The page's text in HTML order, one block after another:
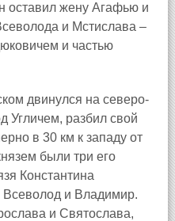
оставил жену Агафью и
и Мстислава –
и частью
двинулся на северо-
Угличем, разбил свой
в 30 км к западу от
были три его
Константина
Всеволод и Владимир.
и Святослава,